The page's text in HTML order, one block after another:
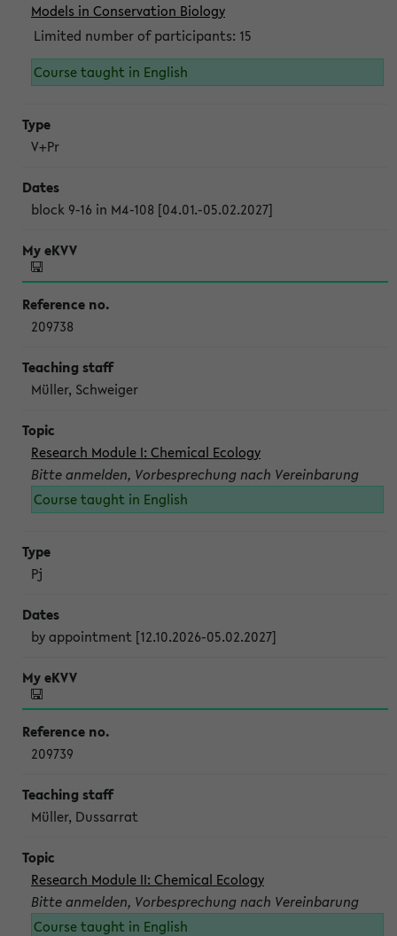
Models in Conservation Biology
Limited number of participants: 15
Course taught in English
V+Pr
block 9-16 in M4-108 [04.01.-05.02.2027]
209738
Müller, Schweiger
Research Module I: Chemical Ecology
Bitte anmelden, Vorbesprechung nach Vereinbarung
Course taught in English
Pj
by appointment [12.10.2026-05.02.2027]
209739
Müller, Dussarrat
Research Module II: Chemical Ecology
Bitte anmelden, Vorbesprechung nach Vereinbarung
Course taught in English